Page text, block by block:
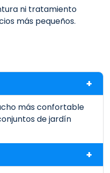
ni tratamiento
más pequeños.
más confortable
de jardín